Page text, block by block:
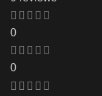
0
0